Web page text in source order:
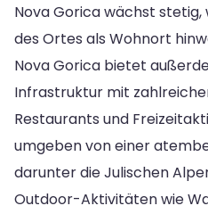
Nova Gorica wächst
des Ortes als Wohnort
Nova Gorica bietet
Infrastruktur mit
Restaurants und
umgeben von einer
darunter die Julischen
Outdoor-Aktivitäten wie